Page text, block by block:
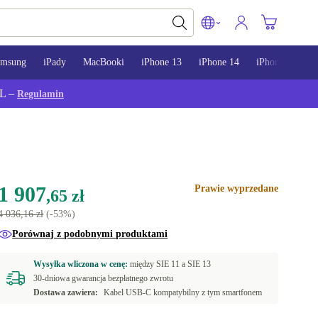
iPady MacBooki iPhone 13 iPhone 14 iPhone 15
– Regulamin
1 907,65 zł
036,16 zł(-53%)
Prawie wyprzedane
Porównaj z podobnymi produktami
Wysyłka wliczona w cenę:międzySIE 11 aSIE 13
30-dniowa gwarancja bezpłatnego zwrotu
Dostawa zawiera:
Kabel USB-C kompatybilny z tym smartfonem